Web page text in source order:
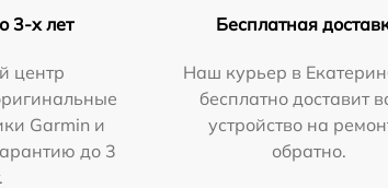
3-х лет
центр
Garmin и
до 3
Бесплатная
Наш курьер в
бесплатно доставит
устройство на
обратно.